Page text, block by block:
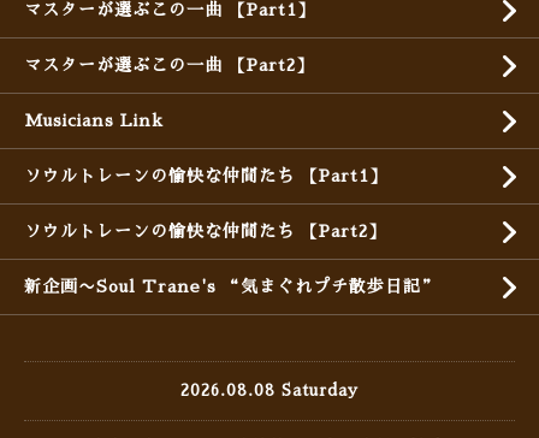
マスターが選ぶこの一曲 【Part1】
マスターが選ぶこの一曲 【Part2】
Musicians Link
ソウルトレーンの愉快な仲間たち 【Part1】
ソウルトレーンの愉快な仲間たち 【Part2】
新企画〜Soul Trane's “気まぐれプチ散歩日記”
2026.08.08 Saturday